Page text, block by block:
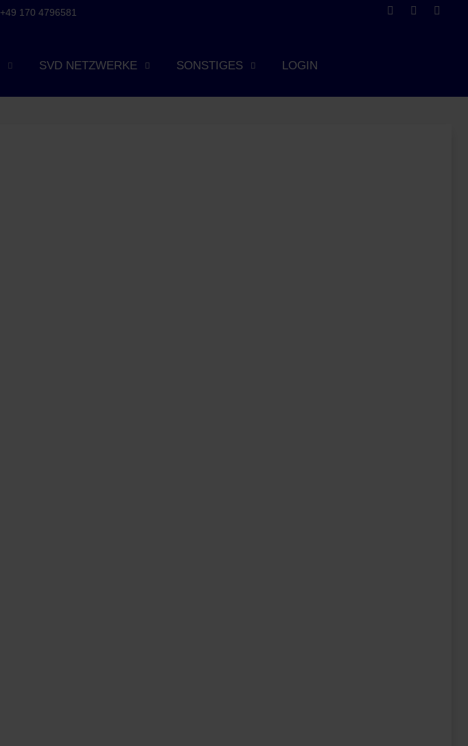
+49 170 4796581
SVD NETZWERKE SONSTIGES LOGIN